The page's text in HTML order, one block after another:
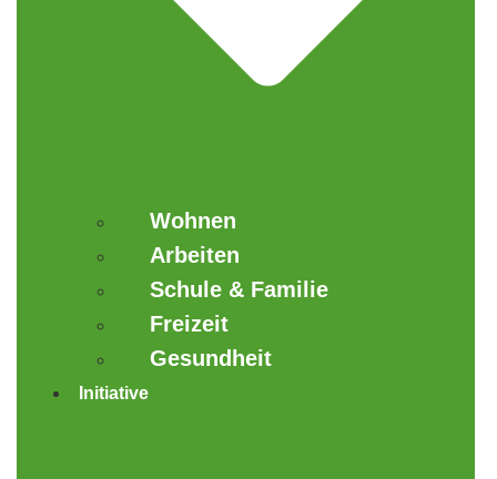
Wohnen
Arbeiten
Schule & Familie
Freizeit
Gesundheit
Initiative